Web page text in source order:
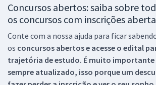
Concursos abertos: saiba sobre
os concursos com inscrições
Conte com a nossa ajuda para ficar
os concursos abertos e acesse o edital
trajetória de estudo. É muito importante
sempre atualizado, isso porque um